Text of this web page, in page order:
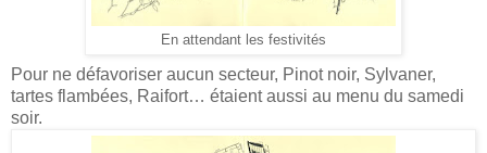
En attendant les festivités
Pour ne défavoriser aucun secteur, Pinot noir, Sylvaner,
tartes flambées, Raifort… étaient aussi au menu du samedi
soir.